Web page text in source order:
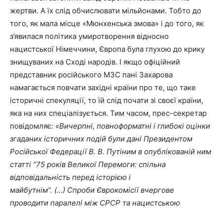
жертви. А їх слід обчислювати мільйонами. Тобто до
того, як мала місце «Мюнхенська змова» і до того, як
з’явилася політика умиротворення відносно
нацистської Німеччини, Європа була глухою до крику
знищуваних на Сході народів. І якщо офіційний
представник російського МЗС пані Захарова
намагається повчати західні країни про те, що таке
історичні спекуляції, то їй слід почати зі своєї країни,
яка на них спеціалізується. Тим часом, прес-секретар
повідомляє: «Вичерпні, повноформатні і глибокі оцінки
згаданих історичних подій були дані Президентом
Російської Федерації В. В. Путіним в опублікованій ним
статті “75 років Великої Перемоги: спільна
відповідальність перед історією і
майбутнім”. (…) Спроби Єврокомісії вчергове
проводити паралелі між СРСР та нацистською